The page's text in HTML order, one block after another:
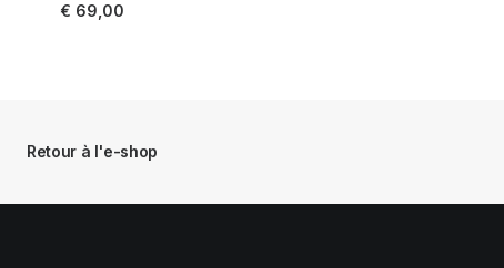
€ 69,00
Retour à l'e-shop